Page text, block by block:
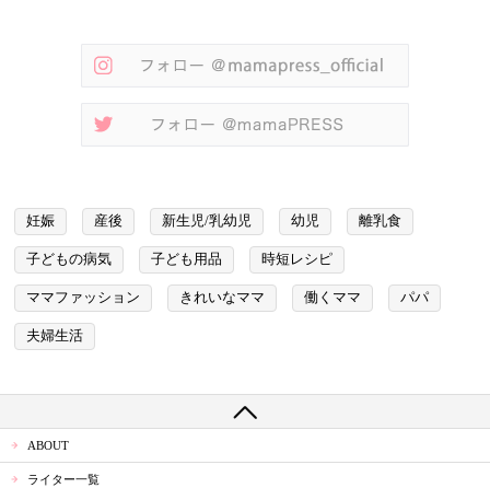
妊娠 産後 新生児/乳幼児 幼児 離乳食
子どもの病気 子ども用品 時短レシピ
ママファッション きれいなママ 働くママ パパ
夫婦生活
ABOUT
ライター一覧